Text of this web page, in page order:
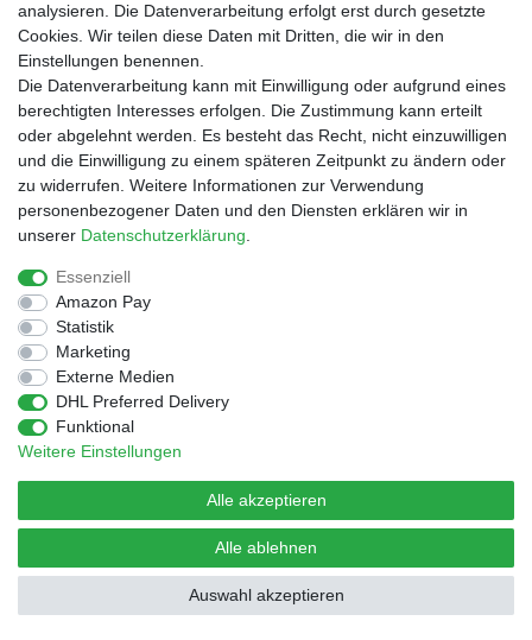
Widerrufs­recht Impressum Daten­schutz­erklärung
AGB Kontakt
© Copyright 2026 | Alle Rechte vorbehalten.
Design by D.Behrendt
analysieren. Die Datenverarbeitung erfolgt erst durch gesetzte
Cookies. Wir teilen diese Daten mit Dritten, die wir in den
Einstellungen benennen.
Die Datenverarbeitung kann mit Einwilligung oder aufgrund eines
berechtigten Interesses erfolgen. Die Zustimmung kann erteilt
oder abgelehnt werden. Es besteht das Recht, nicht einzuwilligen
und die Einwilligung zu einem späteren Zeitpunkt zu ändern oder
zu widerrufen. Weitere Informationen zur Verwendung
personenbezogener Daten und den Diensten erklären wir in
unserer Daten­schutz­erklärung
Essenziell
Amazon Pay
Statistik
Marketing
Externe Medien
DHL Preferred Delivery
Funktional
Weitere Einstellungen
Alle akzeptieren
Alle ablehnen
Auswahl akzeptieren